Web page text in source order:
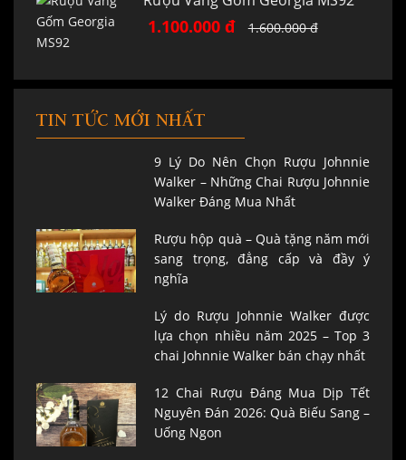
1.100.000 đ 1.600.000 đ
TIN TỨC MỚI NHẤT
9 Lý Do Nên Chọn Rượu Johnnie
Walker – Những Chai Rượu Johnnie
Walker Đáng Mua Nhất
Rượu hộp quà – Quà tặng năm mới
sang trọng, đẳng cấp và đầy ý
nghĩa
Lý do Rượu Johnnie Walker được
lựa chọn nhiều năm 2025 – Top 3
chai Johnnie Walker bán chạy nhất
12 Chai Rượu Đáng Mua Dịp Tết
Nguyên Đán 2026: Quà Biếu Sang –
Uống Ngon